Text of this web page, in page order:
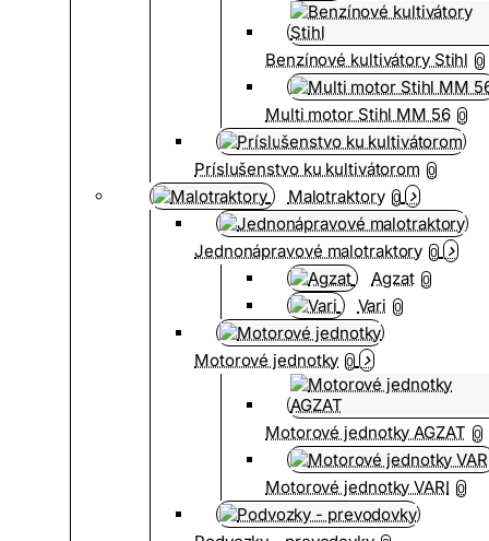
Benzínové kultivátory Stihl 0
Multi motor Stihl MM 56 0
Príslušenstvo ku kultivátorom 0
Malotraktory 0
Jednonápravové malotraktory 0
Agzat 0
Vari 0
Motorové jednotky 0
Motorové jednotky AGZAT 0
Motorové jednotky VARI 0